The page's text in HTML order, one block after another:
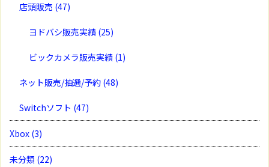
店頭販売 (47)
ヨドバシ販売実績 (25)
ビックカメラ販売実績 (1)
ネット販売/抽選/予約 (48)
Switchソフト (47)
Xbox (3)
未分類 (22)